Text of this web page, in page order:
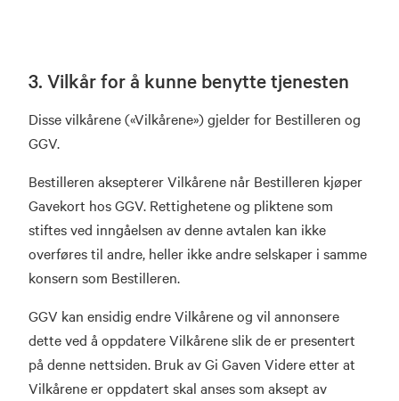
3. Vilkår for å kunne benytte tjenesten
Disse vilkårene («Vilkårene») gjelder for Bestilleren og
GGV.
Bestilleren aksepterer Vilkårene når Bestilleren kjøper
Gavekort hos GGV. Rettighetene og pliktene som
stiftes ved inngåelsen av denne avtalen kan ikke
overføres til andre, heller ikke andre selskaper i samme
konsern som Bestilleren.
GGV kan ensidig endre Vilkårene og vil annonsere
dette ved å oppdatere Vilkårene slik de er presentert
på denne nettsiden. Bruk av Gi Gaven Videre etter at
Vilkårene er oppdatert skal anses som aksept av